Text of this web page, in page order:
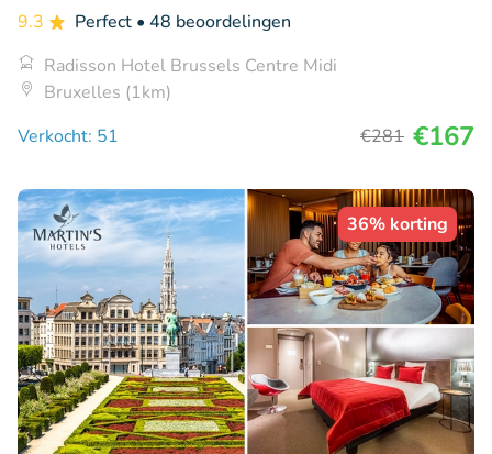
9.3 Perfect • 48 beoordelingen
Radisson Hotel Brussels Centre Midi
Bruxelles (1km)
Verkocht: 51
€281 €167
36% korting